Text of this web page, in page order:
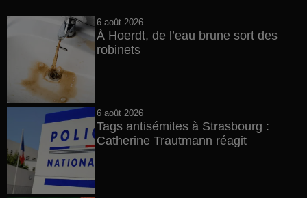
6 août 2026
À Hoerdt, de l’eau brune sort des
robinets
6 août 2026
Tags antisémites à Strasbourg :
Catherine Trautmann réagit